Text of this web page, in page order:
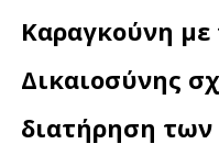
Καραγκούνη
Δικαιοσύνης
διατήρηση